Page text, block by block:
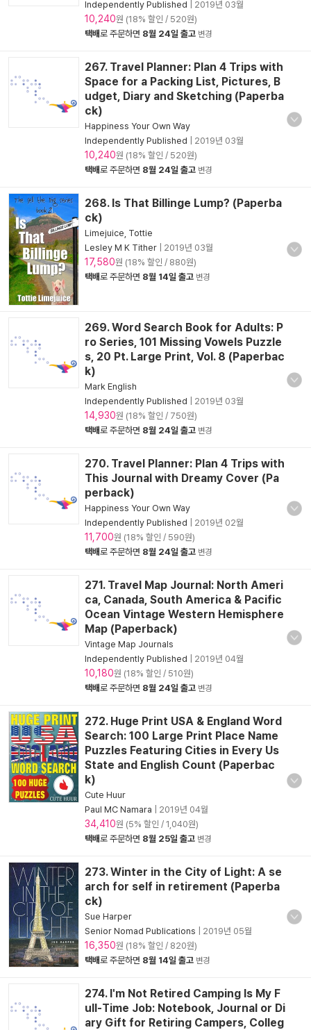
Independently Published 2019년 03월
10,240원 (18% 할인 / 520원)
택배로 주문하면 8월 24일 출고 변경
267. Travel Planner: Plan 4 Trips with
Space for a Packing List, Pictures, B
udget, Diary and Sketching (Paperba
ck)
Happiness Your Own Way
Independently Published
2019년 03월
10,240원 (18% 할인 / 520원)
택배로 주문하면 8월 24일 출고 변경
268. Is That Billinge Lump? (Paperba
ck)
Limejuice, Tottie
Lesley M K Tither
2019년 03월
17,580원 (18% 할인 / 880원)
택배로 주문하면 8월 14일 출고 변경
269. Word Search Book for Adults: P
ro Series, 101 Missing Vowels Puzzle
s, 20 Pt. Large Print, Vol. 8 (Paperbac
k)
Mark English
Independently Published
2019년 03월
14,930원 (18% 할인 / 750원)
택배로 주문하면 8월 24일 출고 변경
270. Travel Planner: Plan 4 Trips with
This Journal with Dreamy Cover (Pa
perback)
Happiness Your Own Way
Independently Published
2019년 02월
11,700원 (18% 할인 / 590원)
택배로 주문하면 8월 24일 출고 변경
271. Travel Map Journal: North Ameri
ca, Canada, South America & Pacific
Ocean Vintage Western Hemisphere
Map (Paperback)
Vintage Map Journals
Independently Published
2019년 04월
10,180원 (18% 할인 / 510원)
택배로 주문하면 8월 24일 출고 변경
272. Huge Print USA & England Word
Search: 100 Large Print Place Name
Puzzles Featuring Cities in Every Us
State and English Count (Paperbac
k)
Cute Huur
Paul MC Namara
2019년 04월
34,410원 (5% 할인 / 1,040원)
택배로 주문하면 8월 25일 출고 변경
273. Winter in the City of Light: A se
arch for self in retirement (Paperba
ck)
Sue Harper
Senior Nomad Publications
2019년 05월
16,350원 (18% 할인 / 820원)
택배로 주문하면 8월 14일 출고 변경
274. I'm Not Retired Camping Is My F
ull-Time Job: Notebook, Journal or Di
ary Gift for Retiring Campers, Colleg